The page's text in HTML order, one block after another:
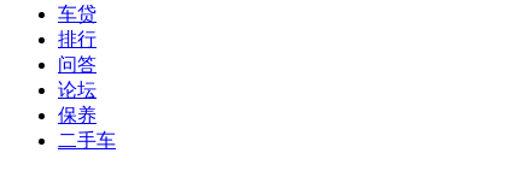
车贷
排行
问答
论坛
保养
二手车